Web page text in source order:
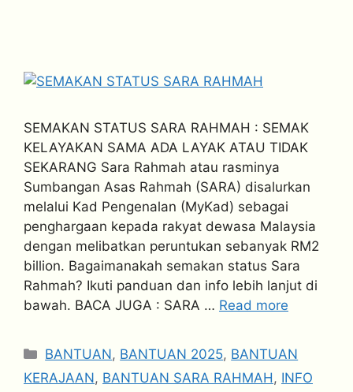
SEMAKAN STATUS SARA RAHMAH : SEMAK
KELAYAKAN SAMA ADA LAYAK ATAU TIDAK
SEKARANG Sara Rahmah atau rasminya
Sumbangan Asas Rahmah (SARA) disalurkan
melalui Kad Pengenalan (MyKad) sebagai
penghargaan kepada rakyat dewasa Malaysia
dengan melibatkan peruntukan sebanyak RM2
billion. Bagaimanakah semakan status Sara
Rahmah? Ikuti panduan dan info lebih lanjut di
bawah. BACA JUGA : SARA … Read more
Categories
BANTUAN, BANTUAN 2025, BANTUAN
KERAJAAN, BANTUAN SARA RAHMAH , INFO